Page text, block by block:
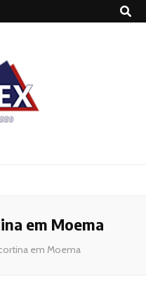
em Moema
em Moema